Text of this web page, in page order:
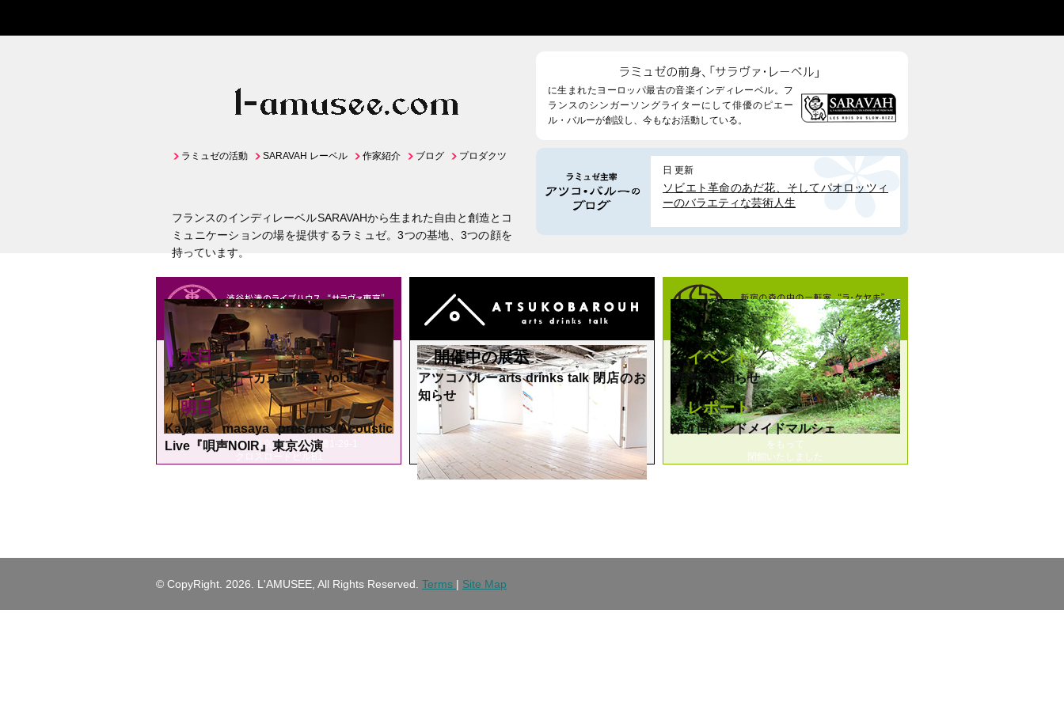
ラミュゼの活動 SARAVAH レーベル 作家紹介 ブログ プロダクツ
フランスのインディレーベルSARAVAHから生まれた自由と創造とコ
ミュニケーションの場を提供するラミュゼ。3つの基地、3つの顔を
持っています。
に生まれたヨーロッパ最古の音楽インディレーベル。フ
ランスのシンガーソングライターにして俳優のピエー
ル・バルーが創設し、今もなお活動している。
日 更新
ソビエト革命のあだ花、そしてパオロッツィ
ーのバラエティな芸術人生
〒150-0046 東京都渋谷区松濤1-29-1
本日
セクシー大サーカス in 東京 vol.58
明日
Kaya & masaya presents Acoustic
Live『唄声NOIR』東京公演
開催中の展示
アツコバルーarts drinks talk 閉店のお
知らせ
をもって
閉館いたしました
イベント
閉館のお知らせ
レポート
第４回ハンドメイドマルシェ
© CopyRight. 2026. L'AMUSEE, All Rights Reserved. Terms | Site Map